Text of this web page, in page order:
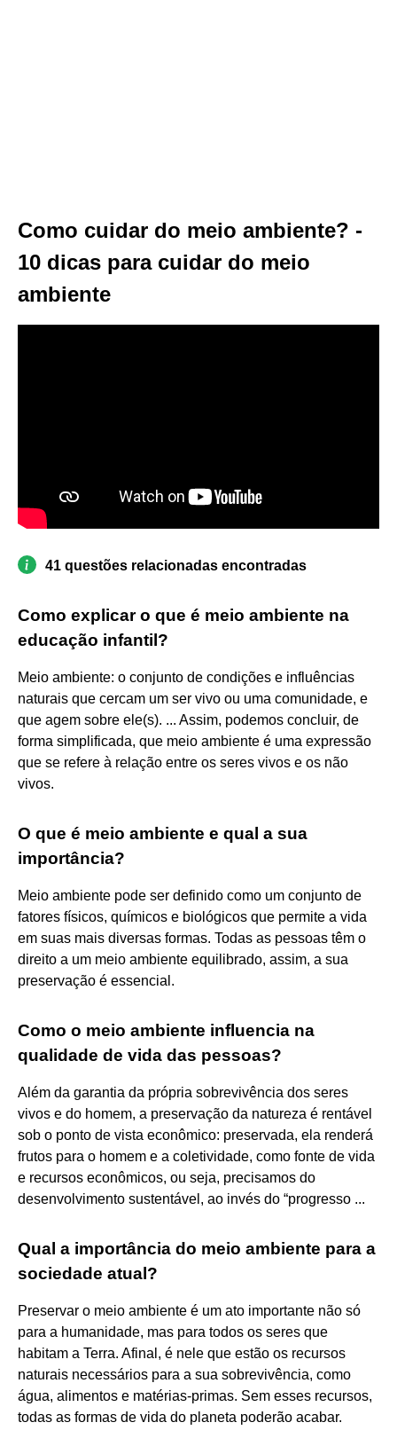
Como cuidar do meio ambiente? -
10 dicas para cuidar do meio
ambiente
41 questões relacionadas encontradas
Como explicar o que é meio ambiente na
educação infantil?
Meio ambiente: o conjunto de condições e influências
naturais que cercam um ser vivo ou uma comunidade, e
que agem sobre ele(s). ... Assim, podemos concluir, de
forma simplificada, que meio ambiente é uma expressão
que se refere à relação entre os seres vivos e os não
vivos.
O que é meio ambiente e qual a sua
importância?
Meio ambiente pode ser definido como um conjunto de
fatores físicos, químicos e biológicos que permite a vida
em suas mais diversas formas. Todas as pessoas têm o
direito a um meio ambiente equilibrado, assim, a sua
preservação é essencial.
Como o meio ambiente influencia na
qualidade de vida das pessoas?
Além da garantia da própria sobrevivência dos seres
vivos e do homem, a preservação da natureza é rentável
sob o ponto de vista econômico: preservada, ela renderá
frutos para o homem e a coletividade, como fonte de vida
e recursos econômicos, ou seja, precisamos do
desenvolvimento sustentável, ao invés do “progresso ...
Qual a importância do meio ambiente para a
sociedade atual?
Preservar o meio ambiente é um ato importante não só
para a humanidade, mas para todos os seres que
habitam a Terra. Afinal, é nele que estão os recursos
naturais necessários para a sua sobrevivência, como
água, alimentos e matérias-primas. Sem esses recursos,
todas as formas de vida do planeta poderão acabar.